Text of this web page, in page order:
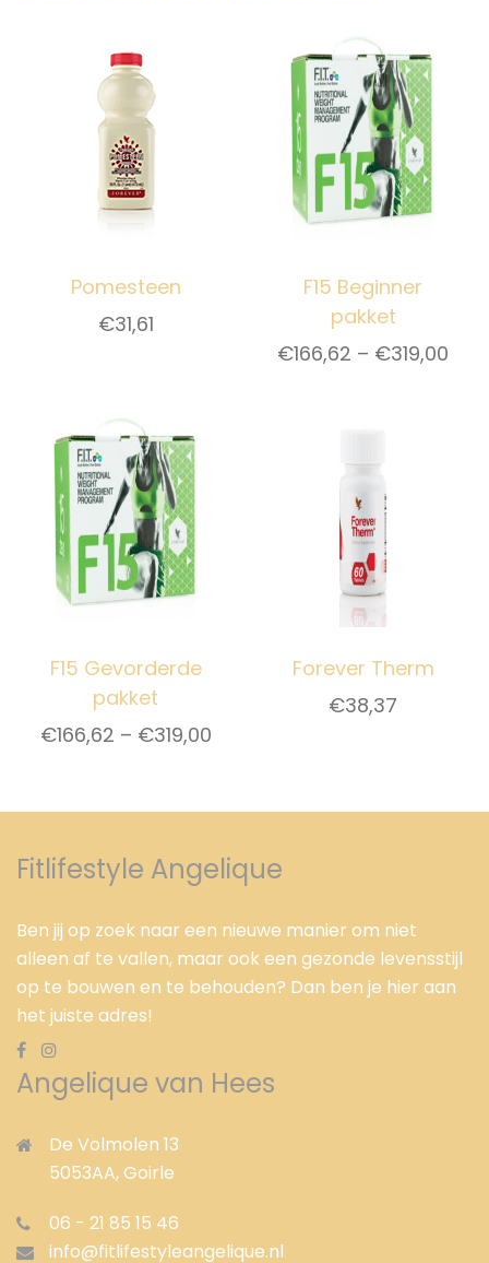
Pomesteen
€31,61
F15 Beginner
pakket
€166,62 – €319,00
F15 Gevorderde
pakket
€166,62 – €319,00
Forever Therm
€38,37
Fitlifestyle Angelique
Ben jij op zoek naar een nieuwe manier om niet
alleen af te vallen, maar ook een gezonde levensstijl
op te bouwen en te behouden? Dan ben je hier aan
het juiste adres!
Angelique van Hees
De Volmolen 13
5053AA,Goirle
06 - 21 85 15 46
info@fitlifestyleangelique.nl